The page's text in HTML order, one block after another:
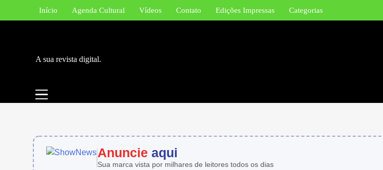
Início Agenda Cultural Vídeos Contato Edições Impressas Categorias
A sua revista digital.
Anuncie aqui
Sua marca vista por milhares de leitores todos os dias